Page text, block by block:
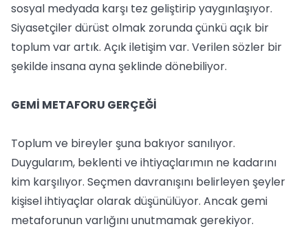
sosyal medyada karşı tez geliştirip yaygınlaşıyor.
Siyasetçiler dürüst olmak zorunda çünkü açık bir
toplum var artık. Açık iletişim var. Verilen sözler bir
şekilde insana ayna şeklinde dönebiliyor.
GEMİ METAFORU GERÇEĞİ
Toplum ve bireyler şuna bakıyor sanılıyor.
Duygularım, beklenti ve ihtiyaçlarımın ne kadarını
kim karşılıyor. Seçmen davranışını belirleyen şeyler
kişisel ihtiyaçlar olarak düşünülüyor. Ancak gemi
metaforunun varlığını unutmamak gerekiyor.